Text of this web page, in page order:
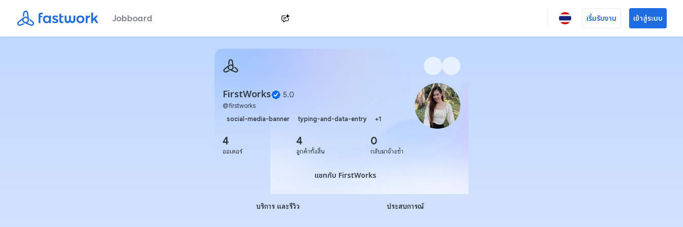
Jobboard เริ่มรับงาน เข้าสู่ระบบ
FirstWorks 5.0
@firstworks
social-media-banner
typing-and-data-entry +1
4
ออเดอร์
4
ลูกค้าทั้งสิ้น
0
กลับมาจ้างซ้ำ
แชทกับ FirstWorks
แชทกับ FirstWorks
บริการ และรีวิว ประสบการณ์